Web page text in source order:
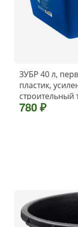
ЗУБР 40 л,
пластик,
строительный
780 ₽